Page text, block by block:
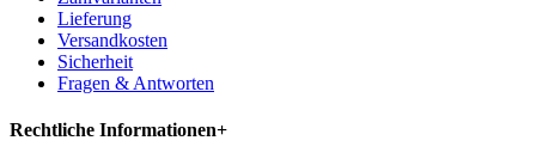
Lieferung
Versandkosten
Sicherheit
Fragen & Antworten
Rechtliche Informationen+